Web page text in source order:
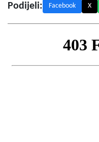
Podijeli: Facebook X